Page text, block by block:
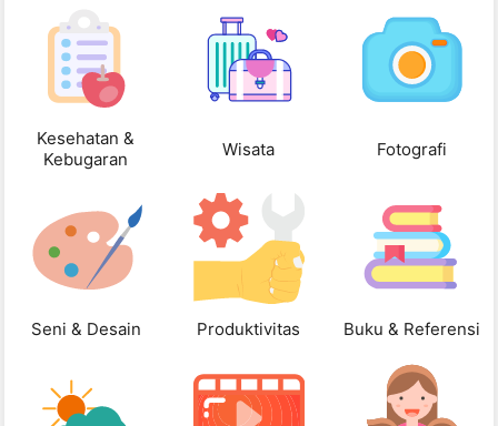
Kesehatan &
Kebugaran
Wisata Fotografi
Seni & Desain Produktivitas Buku & Referensi